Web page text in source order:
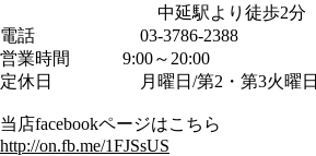
中延駅より徒歩2分
電話 03-3786-2388
営業時間 9:00～20:00
定休日 月曜日/第2・第3火曜日
当店facebookページはこちら
http://on.fb.me/1FJSsUS